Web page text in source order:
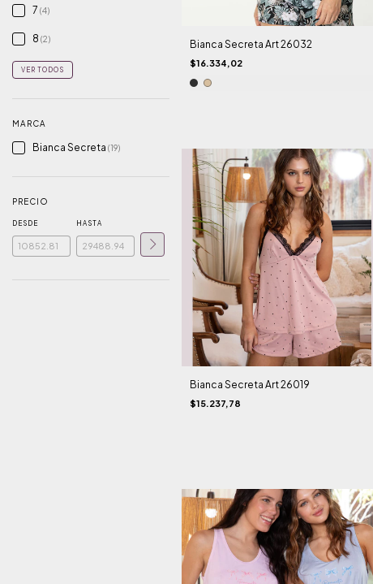
7 (4)
8 (2)
VER TODOS
MARCA
Bianca Secreta (19)
PRECIO
DESDE HASTA
Bianca Secreta Art 26032
$16.334,02
Bianca Secreta Art 26019
$15.237,78